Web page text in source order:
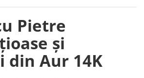
Pietre
și
din Aur 14K